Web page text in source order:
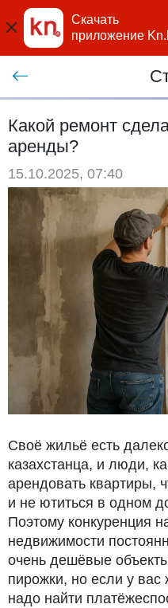
Скачать
приложение
Какой ремонт
аренды?
15.10.2025, 07:40
Своё жильё есть
казахстанца, и люди,
арендовать квартиры,
и не ютиться в одном
Поэтому конкуренция
недвижимости
очень дешёвые
пирожки, но если у
надо найти